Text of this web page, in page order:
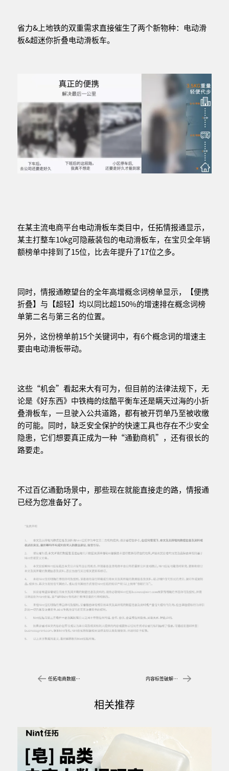
省力&上地铁的双重需求直接催生了两个新物种：电动滑
板&超迷你折叠电动滑板车。
在某主流电商平台电动滑板车类目中，任拓情报通显示，
某主打整车10kg可隐蔽装包的电动滑板车，在宝贝全年销
额榜单中排到了15位，比去年提升了17位之多。
同时，情报通瞭望台的全年高增概念词榜单显示，【便携
折叠】与【超轻】均以同比超150%的增速排在概念词榜
单第二名与第三名的位置。
另外，这份榜单前15个关键词中，有6个概念词的增速主
要由电动滑板带动。
这些“机会”看起来大有可为，但目前的法律法规下，无
论是《好东西》中铁梅的炫酷平衡车还是瞒天过海的小折
叠滑板车，一旦驶入公共道路，都有被开罚单乃至被收缴
的可能。同时，缺乏安全保护的快速工具也存在不少安全
隐患，它们想要真正成为一种“通勤商机”，还有很长的
路要走。
不过百亿通勤场景中，那些现在就能直接走的路，情报通
已经为您准备好了。
任拓电商数据分析公司：2025全域营销指南 内容标签破解内容电商“玄学”，实现种草和转化双赢
相关推荐